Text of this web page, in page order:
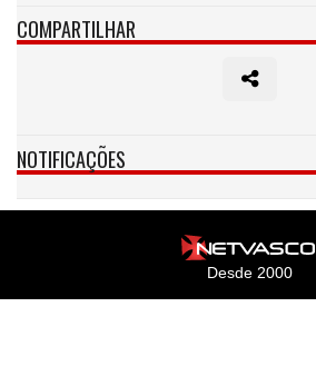
COMPARTILHAR
NOTIFICAÇÕES
Desde 2000